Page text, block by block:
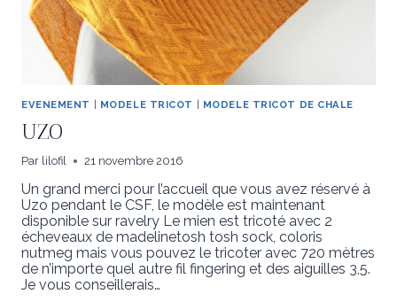
EVENEMENT | MODELE TRICOT | MODELE TRICOT DE CHALE
UZO
Par lilofil 21 novembre 2016
Un grand merci pour l’accueil que vous avez réservé à
Uzo pendant le CSF, le modèle est maintenant
disponible sur ravelry Le mien est tricoté avec 2
écheveaux de madelinetosh tosh sock, coloris
nutmeg mais vous pouvez le tricoter avec 720 mètres
de n’importe quel autre fil fingering et des aiguilles 3,5.
Je vous conseillerais…